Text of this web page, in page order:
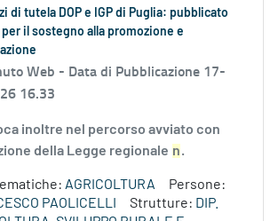
di tutela DOP e IGP di Puglia: pubblicato
per il sostegno alla promozione e
Web - Data di Pubblicazione 17-
16.33
inoltre nel percorso avviato con
della Legge regionale n.
AGRICOLTURA
Persone:
PAOLICELLI
Strutture: DIP.